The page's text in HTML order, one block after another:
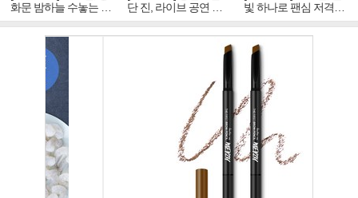
화문 밤하늘 수놓는 '비
주얼 킹'의 열창
단 진, 라이브 공연 중
빛나는 독보적 아우라
빛 하나로 팬심 저격…
독보적 카리스마